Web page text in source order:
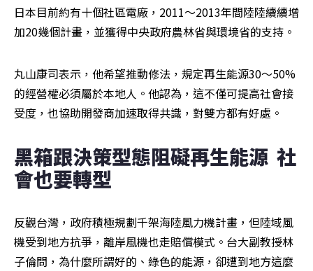
日本目前約有十個社區電廠，2011～2013年間陸陸續續增
加20幾個計畫，並獲得中央政府農林省與環境省的支持。
丸山康司表示，他希望推動修法，規定再生能源30～50%
的經營權必須屬於本地人。他認為，這不僅可提高社會接
受度，也協助開發商加速取得共識，對雙方都有好處。
黑箱跟決策型態阻礙再生能源  社
會也要轉型
反觀台灣，政府積極規劃千架海陸風力機計畫，但陸域風
機受到地方抗爭，離岸風機也走賠償模式。台大副教授林
子倫問，為什麼所謂好的、綠色的能源，卻遭到地方這麼